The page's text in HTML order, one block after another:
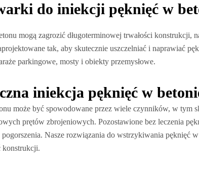
do iniekcji pęknięć w
mogą zagrozić długoterminowej trwałości
tak, aby skutecznie uszczelniać i naprawiać
parkingowe, mosty i obiekty przemysłowe.
iniekcja pęknięć w
może być spowodowane przez wiele czynników, w tym
prętów zbrojeniowych. Pozostawione bez leczenia
pogorszenia. Nasze rozwiązania do wstrzykiwania pęknięć
konstrukcji.